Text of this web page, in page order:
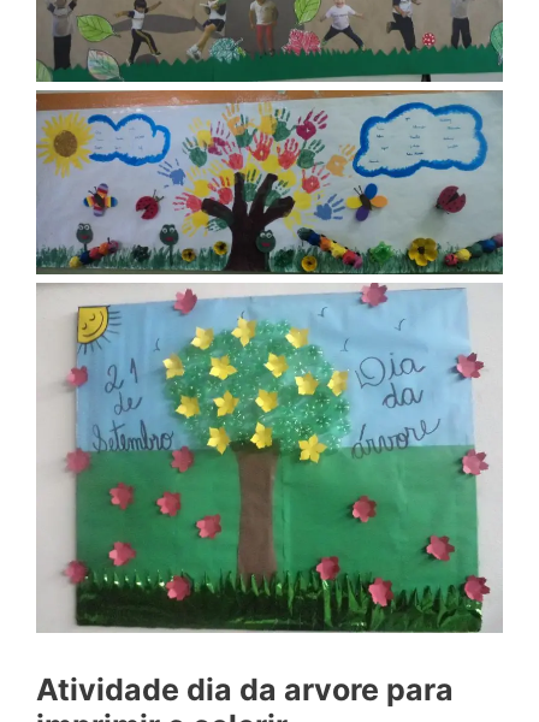
Atividade dia da arvore para